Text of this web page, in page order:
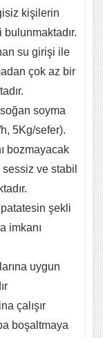
kişilerin
su girişi ile
çok az bir
soyma
5Kg/sefer).
bozmayacak
ve stabil
şekli
imkanı
uygun
çalışır
boşaltmaya